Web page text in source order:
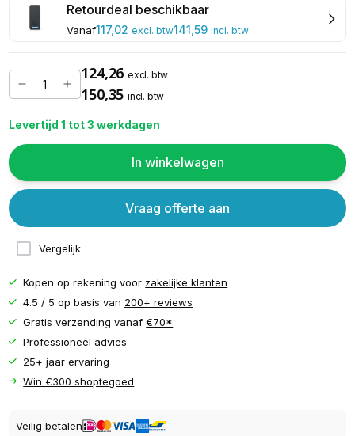
Retourdeal beschikbaar
Vanaf117,02 excl. btw141,59 incl. btw
124,26 excl. btw
150,35 incl. btw
Levertijd 1 tot 3 werkdagen
In winkelwagen
Vergelijk
Vraag offerte aan
Kopen op rekening voor zakelijke klanten
4.5 / 5 op basis van 200+ reviews
Gratis verzending vanaf€70*
Professioneel advies
25+ jaar ervaring
Win €300 shoptegoed
Veilig betalen